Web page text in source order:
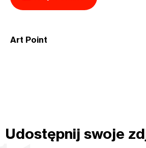
Art Point
Udostępnij swoje